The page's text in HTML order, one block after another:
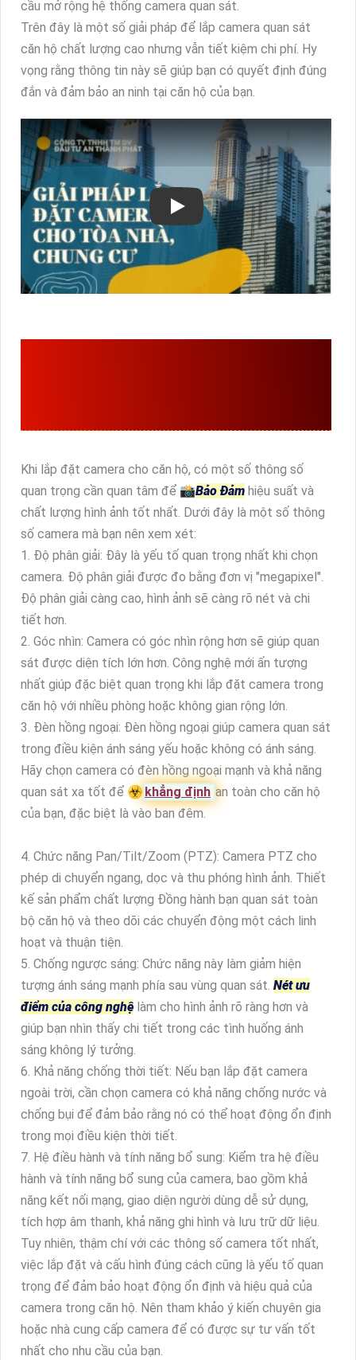
cầu mở rộng hệ thống camera quan sát.
Trên đây là một số giải pháp để lắp camera quan sát
căn hộ chất lượng cao nhưng vẫn tiết kiệm chi phí. Hy
vọng rằng thông tin này sẽ giúp bạn có quyết định đúng
đắn và đảm bảo an ninh tại căn hộ của bạn.
Khi lắp đặt camera cho căn hộ, có một số thông số
quan trọng cần quan tâm để 📸Bảo Đảm hiệu suất và
chất lượng hình ảnh tốt nhất. Dưới đây là một số thông
số camera mà bạn nên xem xét:
1. Độ phân giải: Đây là yếu tố quan trọng nhất khi chọn
camera. Độ phân giải được đo bằng đơn vị "megapixel".
Độ phân giải càng cao, hình ảnh sẽ càng rõ nét và chi
tiết hơn.
2. Góc nhìn: Camera có góc nhìn rộng hơn sẽ giúp quan
sát được diện tích lớn hơn. Công nghệ mới ấn tượng
nhất giúp đặc biệt quan trọng khi lắp đặt camera trong
căn hộ với nhiều phòng hoặc không gian rộng lớn.
3. Đèn hồng ngoại: Đèn hồng ngoại giúp camera quan sát
trong điều kiện ánh sáng yếu hoặc không có ánh sáng.
Hãy chọn camera có đèn hồng ngoại mạnh và khả năng
quan sát xa tốt để ☣️ khẳng định an toàn cho căn hộ
của bạn, đặc biệt là vào ban đêm.
4. Chức năng Pan/Tilt/Zoom (PTZ): Camera PTZ cho
phép di chuyển ngang, dọc và thu phóng hình ảnh. Thiết
kế sản phẩm chất lượng Đồng hành bạn quan sát toàn
bộ căn hộ và theo dõi các chuyển động một cách linh
hoạt và thuận tiện.
5. Chống ngược sáng: Chức năng này làm giảm hiện
tượng ánh sáng mạnh phía sau vùng quan sát. Nét ưu
điểm của công nghệ làm cho hình ảnh rõ ràng hơn và
giúp bạn nhìn thấy chi tiết trong các tình huống ánh
sáng không lý tưởng.
6. Khả năng chống thời tiết: Nếu bạn lắp đặt camera
ngoài trời, cần chọn camera có khả năng chống nước và
chống bụi để đảm bảo rằng nó có thể hoạt động ổn định
trong mọi điều kiện thời tiết.
7. Hệ điều hành và tính năng bổ sung: Kiểm tra hệ điều
hành và tính năng bổ sung của camera, bao gồm khả
năng kết nối mạng, giao diện người dùng dễ sử dụng,
tích hợp âm thanh, khả năng ghi hình và lưu trữ dữ liệu.
Tuy nhiên, thậm chí với các thông số camera tốt nhất,
việc lắp đặt và cấu hình đúng cách cũng là yếu tố quan
trọng để đảm bảo hoạt động ổn định và hiệu quả của
camera trong căn hộ. Nên tham khảo ý kiến chuyên gia
hoặc nhà cung cấp camera để có được sự tư vấn tốt
nhất cho nhu cầu của bạn.